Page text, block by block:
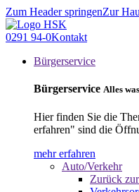
Zum Header springenZur
0291 94-0Kontakt
Bürgerservice
Bürgerservice Alles
Hier finden Sie die
erfahren" sind die
mehr erfahren
Auto/Verkehr
Zurück